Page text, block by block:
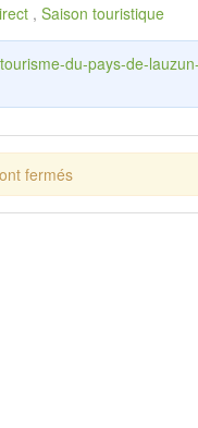
, Saison touristique
du-pays-de-
fermés